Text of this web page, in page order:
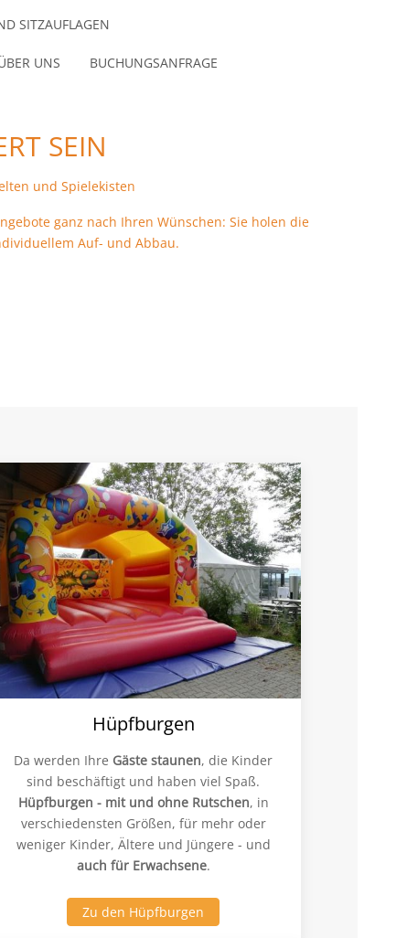
SITZAUFLAGEN
UNS BUCHUNGSANFRAGE
SEIN
und Spielekisten
ganz nach Ihren Wünschen: Sie holen die
Auf- und Abbau.
Hüpfburgen
Da werden Ihre Gäste staunen, die Kinder
sind beschäftigt und haben viel Spaß.
Hüpfburgen - mit und ohne Rutschen, in
verschiedensten Größen, für mehr oder
weniger Kinder, Ältere und Jüngere - und
auch für Erwachsene.
Zu den Hüpfburgen